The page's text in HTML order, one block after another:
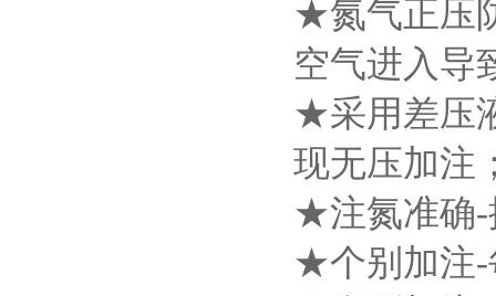
★氮气正压
空气进入导
★采用差压
现无压加注
★注氮准确-
★个别加注-